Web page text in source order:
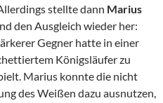
stellte dann Marius
den Ausgleich wieder her:
Gegner hatte in einer
Königsläufer zu
Marius konnte die nicht
des Weißen dazu ausnutzen,